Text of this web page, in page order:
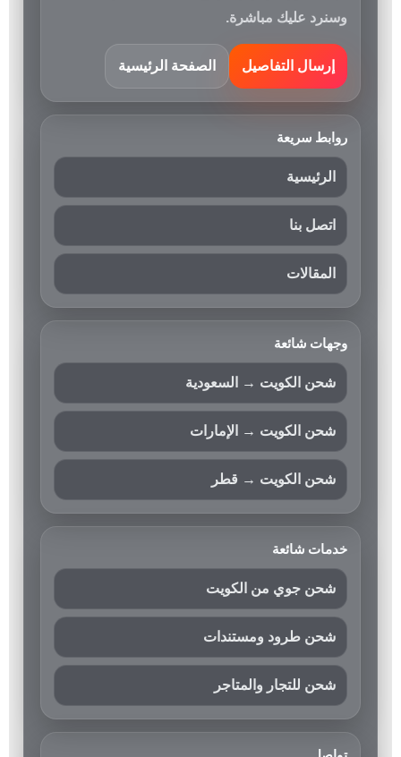
وسنرد عليك مباشرة.
إرسال التفاصيل الصفحة الرئيسية
روابط سريعة
الرئيسية
اتصل بنا
المقالات
وجهات شائعة
شحن الكويت → السعودية
شحن الكويت → الإمارات
شحن الكويت → قطر
خدمات شائعة
شحن جوي من الكويت
شحن طرود ومستندات
شحن للتجار والمتاجر